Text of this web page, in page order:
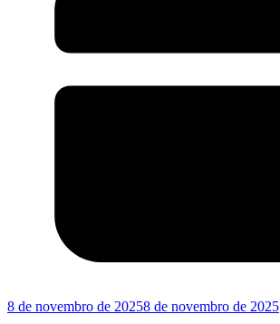
8 de novembro de 20258 de novembro de 2025